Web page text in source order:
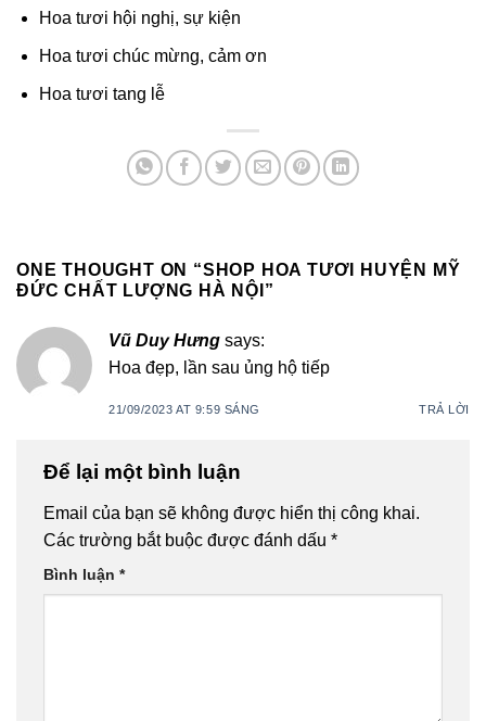
Hoa tươi hội nghị, sự kiện
Hoa tươi chúc mừng, cảm ơn
Hoa tươi tang lễ
ONE THOUGHT ON “SHOP HOA TƯƠI HUYỆN MỸ
ĐỨC CHẤT LƯỢNG HÀ NỘI ”
Vũ Duy Hưng says:
Hoa đẹp, lần sau ủng hộ tiếp
21/09/2023 AT 9:59 SÁNG TRẢ LỜI
Để lại một bình luận
Email của bạn sẽ không được hiển thị công khai.
Các trường bắt buộc được đánh dấu *
Bình luận *